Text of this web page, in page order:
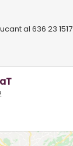
al 636 23 1517